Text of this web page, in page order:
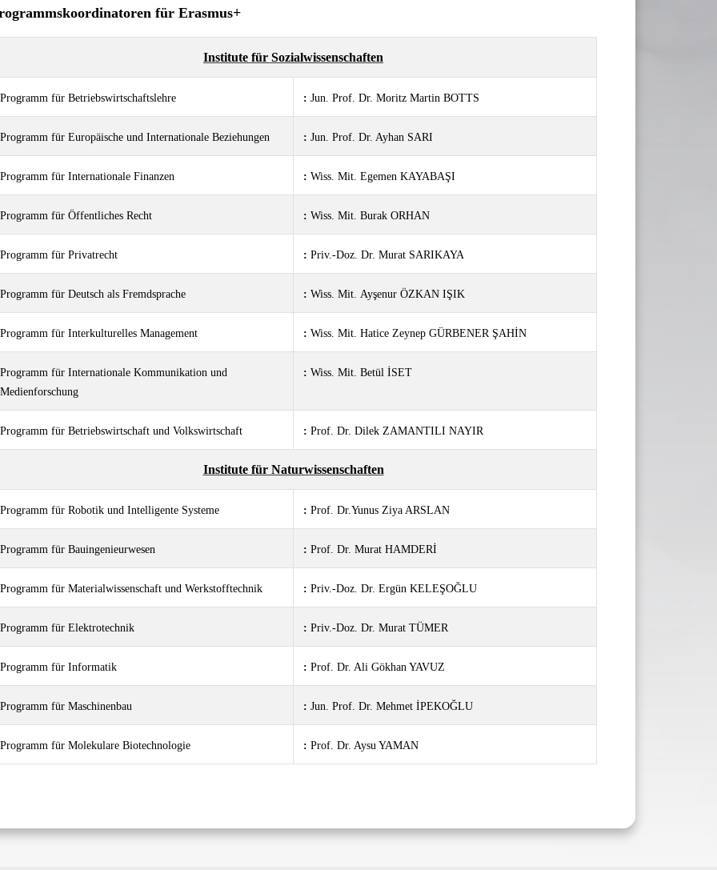
für Erasmus+
Institute für Sozialwissenschaften
Programm für Betriebswirtschaftslehre : Jun. Prof. Dr. Moritz Martin BOTTS
Programm für Europäische und Internationale Beziehungen : Jun. Prof. Dr. Ayhan SARI
Programm für Internationale Finanzen : Wiss. Mit. Egemen KAYABAŞI
Programm für Öffentliches Recht : Wiss. Mit. Burak ORHAN
Programm für Privatrecht : Priv.-Doz. Dr. Murat SARIKAYA
Programm für Deutsch als Fremdsprache : Wiss. Mit. Ayşenur ÖZKAN IŞIK
Programm für Interkulturelles Management : Wiss. Mit. Hatice Zeynep GÜRBENER ŞAHİN
Programm für Internationale Kommunikation und
Medienforschung
: Wiss. Mit. Betül İSET
Programm für Betriebswirtschaft und Volkswirtschaft : Prof. Dr. Dilek ZAMANTILI NAYIR
Institute für Naturwissenschaften
Programm für Robotik und Intelligente Systeme : Prof. Dr.Yunus Ziya ARSLAN
Programm für Bauingenieurwesen : Prof. Dr. Murat HAMDERİ
Programm für Materialwissenschaft und Werkstofftechnik : Priv.-Doz. Dr. Ergün KELEŞOĞLU
Programm für Elektrotechnik : Priv.-Doz. Dr. Murat TÜMER
Programm für Informatik : Prof. Dr. Ali Gökhan YAVUZ
Programm für Maschinenbau : Jun. Prof. Dr. Mehmet İPEKOĞLU
Programm für Molekulare Biotechnologie : Prof. Dr. Aysu YAMAN